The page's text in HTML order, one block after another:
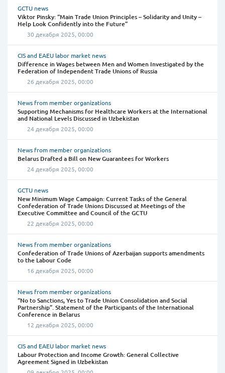
GCTU news
Viktor Pinsky: “Main Trade Union Principles – Solidarity and Unity –
Help Look Confidently into the Future”
30 декабря 2025, 00:00
CIS and EAEU labor market news
Difference in Wages between Men and Women Investigated by the
Federation of Independent Trade Unions of Russia
26 декабря 2025, 00:00
News from member organizations
Supporting Mechanisms for Healthcare Workers at the International
and National Levels Discussed in Uzbekistan
24 декабря 2025, 00:00
News from member organizations
Belarus Drafted a Bill on New Guarantees for Workers
24 декабря 2025, 00:00
GCTU news
New Minimum Wage Campaign: Current Tasks of the General
Confederation of Trade Unions Discussed at Meetings of the
Executive Committee and Council of the GCTU
22 декабря 2025, 00:00
News from member organizations
Confederation of Trade Unions of Azerbaijan supports amendments
to the Labour Code
16 декабря 2025, 00:00
News from member organizations
“No to Sanctions, Yes to Trade Union Consolidation and Social
Partnership”. Statement of the Participants of the International
Conference in Belarus
12 декабря 2025, 00:00
CIS and EAEU labor market news
Labour Protection and Income Growth: General Collective
Agreement Signed in Uzbekistan